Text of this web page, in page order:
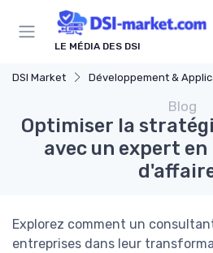
LE MÉDIA DES DSI
DSI Market Développement &
Blog
Optimiser la
avec un expert
Explorez comment un
entreprises dans leur
Panneau de gestion des cookies